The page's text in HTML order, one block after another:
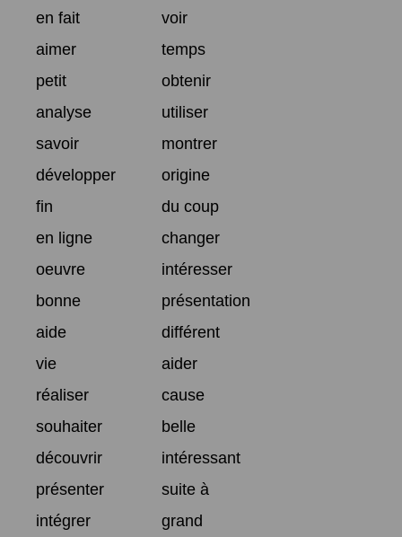
en fait
voir
aimer
temps
petit
obtenir
analyse
utiliser
savoir
montrer
développer
origine
fin
du coup
en ligne
changer
oeuvre
intéresser
bonne
présentation
aide
différent
vie
aider
réaliser
cause
souhaiter
belle
découvrir
intéressant
présenter
suite à
intégrer
grand